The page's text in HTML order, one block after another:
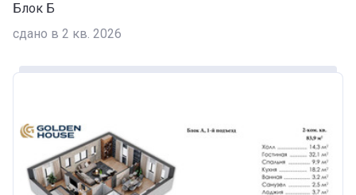
Блок Б
сдано в 2 кв. 2026